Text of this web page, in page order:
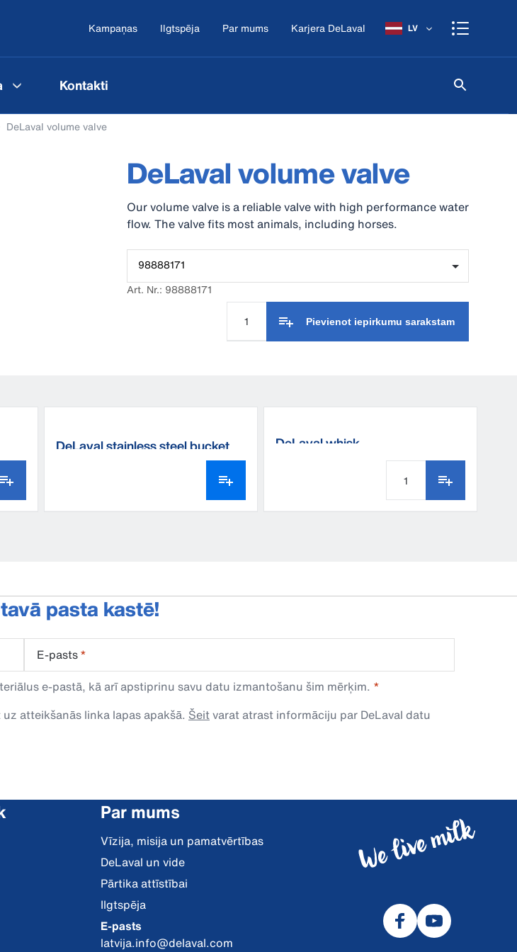
Kampaņas Ilgtspēja Par mums Karjera DeLaval LV
Kontakti
DeLaval volume valve
DeLaval volume valve
Our volume valve is a reliable valve with high performance water
flow. The valve fits most animals, including horses.
98888171
Art. Nr.: 98888171
Pievienot iepirkumu sarakstam
DeLaval stainless steel bucket DeLaval whisk
pasta kastē!
E-pasts*
e-pastā, kā arī apstiprinu savu datu izmantošanu šim mērķim.
atteikšanās linka lapas apakšā. Šeitvarat atrast informāciju par DeLaval datu
Par mums
Vīzija, misija un pamatvērtības
DeLaval un vide
Pārtika attīstībai
Ilgtspēja
E-pasts
latvija.info@delaval.com